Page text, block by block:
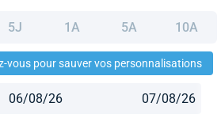
5J 1A 5A 10A
vous pour sauver vos personnalisations
06/08/26 07/08/26